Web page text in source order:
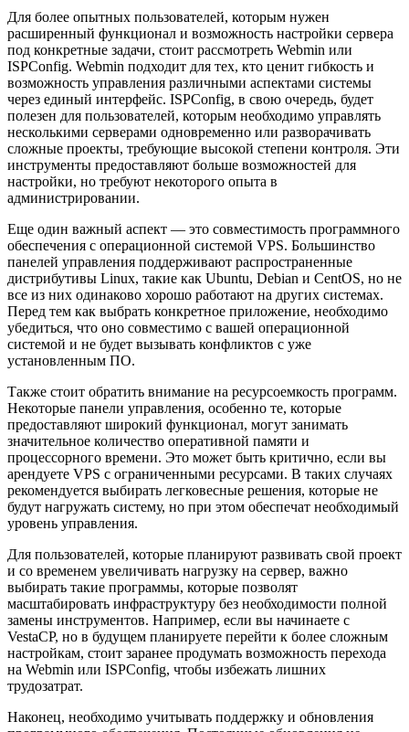
Для более опытных пользователей, которым нужен
расширенный функционал и возможность настройки сервера
под конкретные задачи, стоит рассмотреть Webmin или
ISPConfig. Webmin подходит для тех, кто ценит гибкость и
возможность управления различными аспектами системы
через единый интерфейс. ISPConfig, в свою очередь, будет
полезен для пользователей, которым необходимо управлять
несколькими серверами одновременно или разворачивать
сложные проекты, требующие высокой степени контроля. Эти
инструменты предоставляют больше возможностей для
настройки, но требуют некоторого опыта в
администрировании.
Еще один важный аспект — это совместимость программного
обеспечения с операционной системой VPS. Большинство
панелей управления поддерживают распространенные
дистрибутивы Linux, такие как Ubuntu, Debian и CentOS, но не
все из них одинаково хорошо работают на других системах.
Перед тем как выбрать конкретное приложение, необходимо
убедиться, что оно совместимо с вашей операционной
системой и не будет вызывать конфликтов с уже
установленным ПО.
Также стоит обратить внимание на ресурсоемкость программ.
Некоторые панели управления, особенно те, которые
предоставляют широкий функционал, могут занимать
значительное количество оперативной памяти и
процессорного времени. Это может быть критично, если вы
арендуете VPS с ограниченными ресурсами. В таких случаях
рекомендуется выбирать легковесные решения, которые не
будут нагружать систему, но при этом обеспечат необходимый
уровень управления.
Для пользователей, которые планируют развивать свой проект
и со временем увеличивать нагрузку на сервер, важно
выбирать такие программы, которые позволят
масштабировать инфраструктуру без необходимости полной
замены инструментов. Например, если вы начинаете с
VestaCP, но в будущем планируете перейти к более сложным
настройкам, стоит заранее продумать возможность перехода
на Webmin или ISPConfig, чтобы избежать лишних
трудозатрат.
Наконец, необходимо учитывать поддержку и обновления